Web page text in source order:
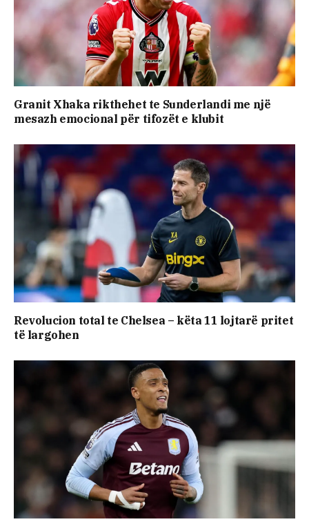
Granit Xhaka rikthehet te Sunderlandi me një
mesazh emocional për tifozët e klubit
Revolucion total te Chelsea – këta 11 lojtarë pritet
të largohen